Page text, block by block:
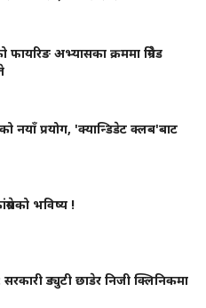
फायरिङ अभ्यासका क्रममा ग्रिनेड
नयाँ प्रयोग, 'क्यान्डिडेट क्लब'बाट
भविष्य !
ड्युटी छाडेर निजी क्लिनिकमा